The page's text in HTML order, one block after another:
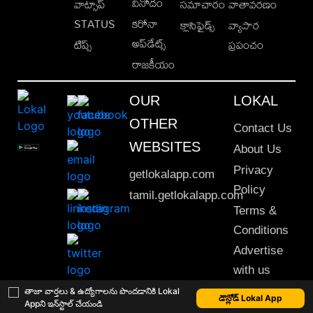
తాజా వార్తలు & ఉద్యోగాలను పొందడానికి Lokal
Appని ఇన్‌స్టాల్ చేయండి
డౌన్లోడ్ Lokal App
STATUS
టిప్స్
కరోనా
అప్‌డేట్స్
రాజకీయం
క్లాసిఫైడ్స్
వ్యాపార
ప్రపంచం
OUR
OTHER
WEBSITES
getlokalapp.com
tamil.getlokalapp.com
LOKAL
Contact Us
About Us
Privacy
Policy
Terms &
Conditions
Advertise
with us
Sitemap
This material may not be published, transmitted, rewritten or redistributed. © 2020 Lokal App. All rights reserved.